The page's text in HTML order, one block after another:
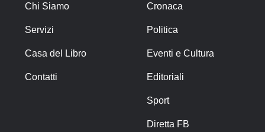
Chi Siamo
Servizi
Casa del Libro
Contatti
Cronaca
Politica
Eventi e Cultura
Editoriali
Sport
Diretta FB